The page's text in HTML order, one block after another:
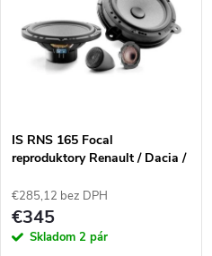
o
IS RNS 165 Focal
reproduktory Renault / Dacia /
€285,12 bez DPH
€345
Skladom 2 pár